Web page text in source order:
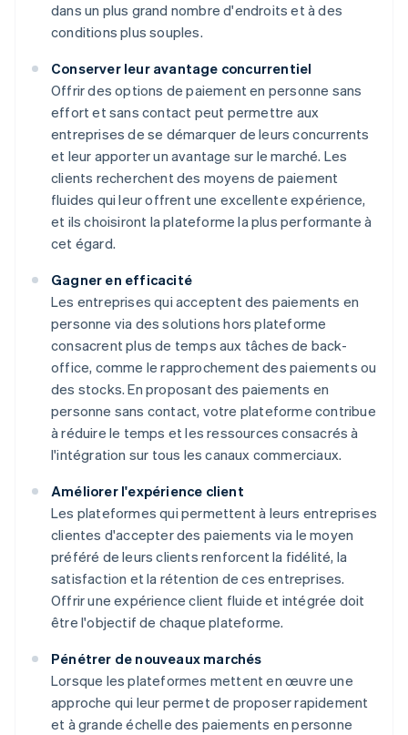
dans un plus grand nombre d'endroits et à des
conditions plus souples.
Conserver leur avantage concurrentiel
Offrir des options de paiement en personne sans
effort et sans contact peut permettre aux
entreprises de se démarquer de leurs concurrents
et leur apporter un avantage sur le marché. Les
clients recherchent des moyens de paiement
fluides qui leur offrent une excellente expérience,
et ils choisiront la plateforme la plus performante à
cet égard.
Gagner en efficacité
Les entreprises qui acceptent des paiements en
personne via des solutions hors plateforme
consacrent plus de temps aux tâches de back-
office, comme le rapprochement des paiements ou
des stocks. En proposant des paiements en
personne sans contact, votre plateforme contribue
à réduire le temps et les ressources consacrés à
l'intégration sur tous les canaux commerciaux.
Améliorer l'expérience client
Les plateformes qui permettent à leurs entreprises
clientes d'accepter des paiements via le moyen
préféré de leurs clients renforcent la fidélité, la
satisfaction et la rétention de ces entreprises.
Offrir une expérience client fluide et intégrée doit
être l'objectif de chaque plateforme.
Pénétrer de nouveaux marchés
Lorsque les plateformes mettent en œuvre une
approche qui leur permet de proposer rapidement
et à grande échelle des paiements en personne